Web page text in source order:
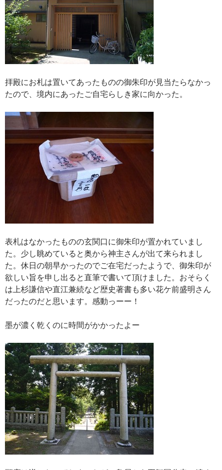
拝殿にお札は置いてあったものの御朱印が見当たらなかっ
たので、境内にあったご自宅らしき家に向かった。
表札はなかったものの玄関口に御朱印が置かれていまし
た。少し眺めていると奥から神主さんが出て来られまし
た。休日の朝早かったのでご在宅だったようで、御朱印が
欲しい旨を申し出ると直筆で書いて頂けました。おそらく
は上杉謙信や直江兼続など歴史著書も多い花ケ前盛明さん
だったのだと思います。感動っーー！
墨が濃く乾くのに時間がかかったよー